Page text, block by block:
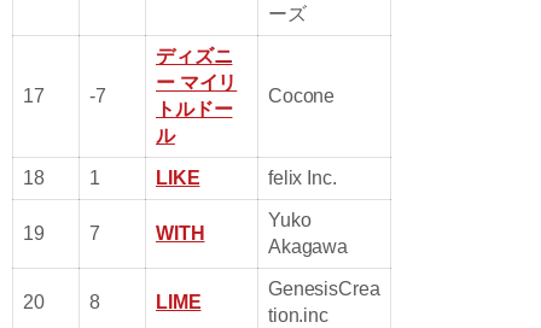
ーズ
17 -7
ディズニ
ー マイリ
トルドー
ル
Cocone
18 1 LIKE felix Inc.
19 7 WITH
Yuko
Akagawa
20 8 LIME
GenesisCrea
tion.inc